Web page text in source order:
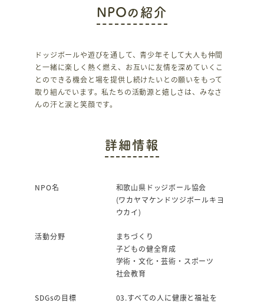
o
o
k
NPOの紹介
ドッジボールや遊びを通して、青少年そして大人も仲間
と一緒に楽しく熱く燃え、お互いに友情を深めていくこ
とのできる機会と場を提供し続けたいとの願いをもって
取り組んでいます。私たちの活動源と嬉しさは、みなさ
んの汗と涙と笑顔です。
詳細情報
NPO名
和歌山県ドッジボール協会
(ワカヤマケンドツジボールキヨ
ウカイ)
活動分野
まちづくり
子どもの健全育成
学術・文化・芸術・スポーツ
社会教育
SDGsの目標
03.すべての人に健康と福祉を